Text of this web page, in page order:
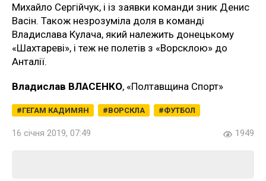
Михайло Сергійчук, і із заявки команди зник Денис
Васін. Також незрозуміла доля в команді
Владислава Кулача, який належить донецькому
«Шахтареві», і теж не полетів з «Ворсклою» до
Анталії.
Владислав ВЛАСЕНКО, «Полтавщина Спорт»
ГЕГАМ КАДИМЯН ВОРСКЛА ФУТБОЛ
16 січня 2019, 07:49 1949